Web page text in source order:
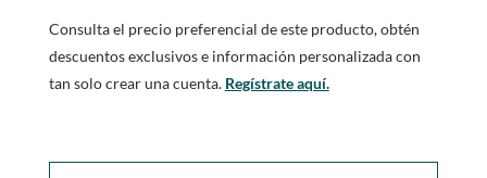
Consulta el precio preferencial de este producto, obtén
descuentos exclusivos e información personalizada con
tan solo crear una cuenta. Regístrate aquí.